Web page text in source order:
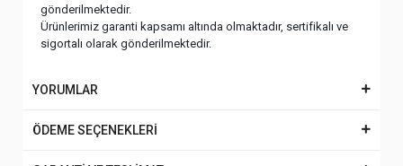
gönderilmektedir.
Ürünlerimiz garanti kapsamı altında olmaktadır, sertifikalı ve
sigortalı olarak gönderilmektedir.
YORUMLAR
ÖDEME SEÇENEKLERİ